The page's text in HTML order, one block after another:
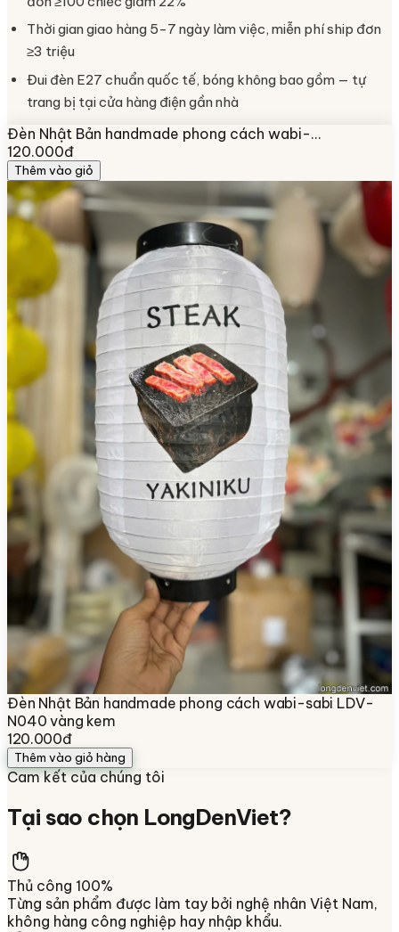
Thời gian giao hàng 5-7 ngày làm việc, miễn phí ship đơn
≥3 triệu
Đui đèn E27 chuẩn quốc tế, bóng không bao gồm — tự
trang bị tại cửa hàng điện gần nhà
Đèn Nhật Bản handmade phong cách wabi-…
120.000đ
Thêm vào giỏ
Đèn Nhật Bản handmade phong cách wabi-sabi LDV-
N040 vàng kem
120.000đ
Thêm vào giỏ hàng
Cam kết của chúng tôi
Tại sao chọn LongDenViet?
Thủ công 100%
Từng sản phẩm được làm tay bởi nghệ nhân Việt Nam,
không hàng công nghiệp hay nhập khẩu.